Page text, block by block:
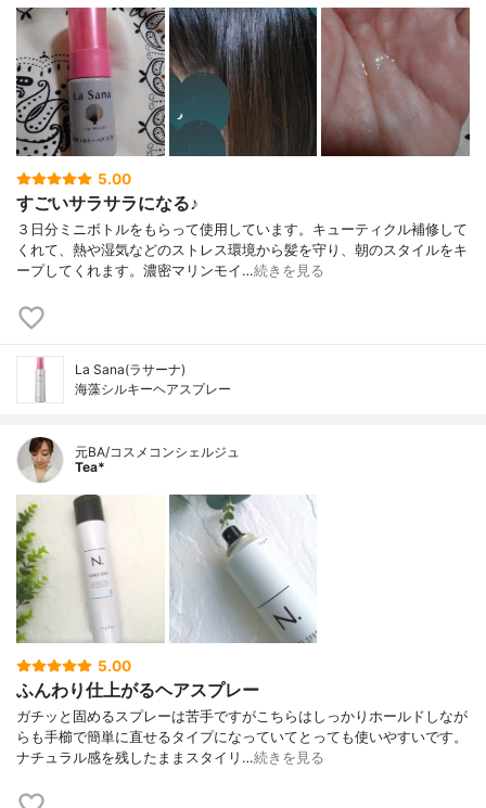
5.00
すごいサラサラになる♪
３日分ミニボトルをもらって使用しています。キューティクル補修して
くれて、熱や湿気などのストレス環境から髪を守り、朝のスタイルをキ
ープしてくれます。濃密マリンモイ…続きを見る
La Sana(ラサーナ)
海藻シルキーヘアスプレー
元BA/コスメコンシェルジュ
Tea*
5.00
ふんわり仕上がるヘアスプレー
ガチッと固めるスプレーは苦手ですがこちらはしっかりホールドしなが
らも手櫛で簡単に直せるタイプになっていてとっても使いやすいです。
ナチュラル感を残したままスタイリ…続きを見る